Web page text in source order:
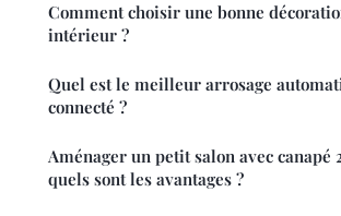
Comment choisir une bonne
intérieur ?
Quel est le meilleur arrosage
connecté ?
Aménager un petit salon avec canapé
quels sont les avantages ?